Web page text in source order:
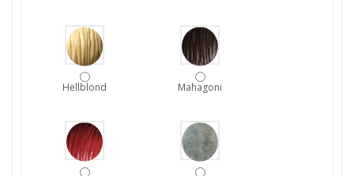
Hellblond Mahagoni